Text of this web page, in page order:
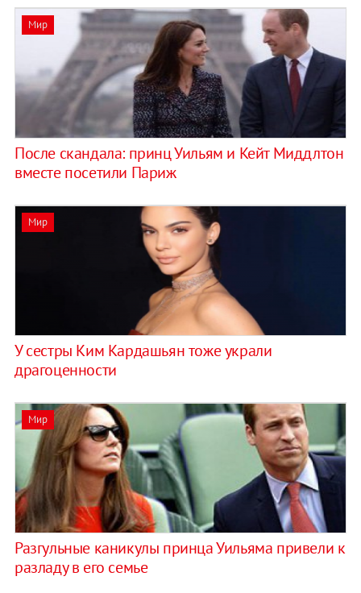
Мир
После скандала: принц Уильям и Кейт Миддлтон
вместе посетили Париж
Мир
У сестры Ким Кардашьян тоже украли
драгоценности
Мир
Разгульные каникулы принца Уильяма привели к
разладу в его семье